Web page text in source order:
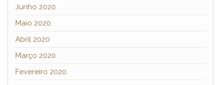
Junho 2020
Maio 2020
Abril 2020
Março 2020
Fevereiro 2020